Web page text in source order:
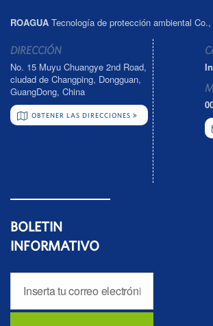
ROAGUA Tecnología de protección ambiental
DIRECCIÓN
No. 15 Muyu Chuangye 2nd Road,
ciudad de Changping, Dongguan,
GuangDong, China
OBTENER LAS DIRECCIONES
BOLETIN
INFORMATIVO